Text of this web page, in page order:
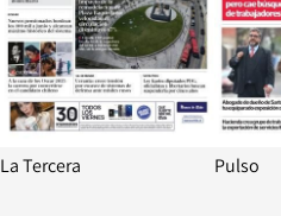
La Tercera Pulso